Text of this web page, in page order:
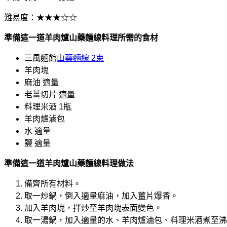
難易度：★★★☆☆
準備這一道羊肉爐山藥麵線料理所需的食材
三風麵館山藥麵線 2束
羊肉塊
麻油 適量
老薑切片 適量
料理米酒 1瓶
羊肉爐滷包
水 適量
鹽 適量
準備這一道羊肉爐山藥麵線料理做法
備齊所有材料。
取一炒鍋，倒入適量麻油，加入薑片爆香。
加入羊肉塊，拌炒至羊肉塊表面變色。
取一湯鍋，加入適量的水、羊肉爐滷包、料理米酒煮至